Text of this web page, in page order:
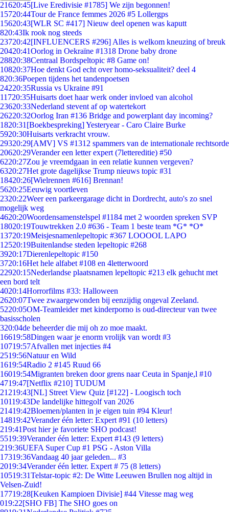
21620:45[Live Eredivisie #1785] We zijn begonnen!
15720:44Tour de France femmes 2026 #5 Lollergps
15620:43[WLR SC #417] Nieuw deel openen was kaputt
820:43Ik rook nog steeds
23720:42[INFLUENCERS #296] Alles is welkom kneuzing of breuk
20420:41Oorlog in Oekraïne #1318 Drone baby drone
28820:38Centraal Bordspeltopic #8 Game on!
10820:37Hoe denkt God echt over homo-seksualiteit? deel 4
820:36Poepen tijdens het tandenpoetsen
24220:35Russia vs Ukraine #91
11720:35Huisarts doet haar werk onder invloed van alcohol
23620:33Nederland stevent af op watertekort
26220:32Oorlog Iran #136 Bridge and powerplant day incoming?
1820:31 [Boekbespreking] Yesteryear - Caro Claire Burke
5920:30Huisarts verkracht vrouw.
29320:29[AMV] VS #1312 spammers van de internationale rechtsorde
20620:29Verander een letter expert (7lettereditie) #50
6220:27Zou je vreemdgaan in een relatie kunnen vergeven?
6320:27Het grote dagelijkse Trump nieuws topic #31
18420:26[Wielrennen #616] Brennan!
5620:25Eeuwig voortleven
2320:22Weer een parkeergarage dicht in Dordrecht, auto's zo snel
mogelijk weg
4620:20Woordensamenstelspel #1184 met 2 woorden spreken SVP
18020:19Touwtrekken 2.0 #636 - Team 1 beste team *G* *O*
13720:19Meisjesnamenlepeltopic #367 LOOOOL LAPO
12520:19Buitenlandse steden lepeltopic #268
3920:17Dierenlepeltopic #150
3720:16Het hele alfabet #108 en 4letterwoord
22920:15Nederlandse plaatsnamen lepeltopic #213 elk gehucht met
een bord telt
4020:14Horrorfilms #33: Halloween
2620:07Twee zwaargewonden bij eenzijdig ongeval Zeeland.
5220:05OM-Teamleider met kinderporno is oud-directeur van twee
basisscholen
320:04de beheerder die mij oh zo moe maakt.
16619:58Dingen waar je enorm vrolijk van wordt #3
10719:57Afvallen met injecties #4
2519:56Natuur en Wild
1619:54Radio 2 #145 Ruud 66
16019:54Migranten breken door grens naar Ceuta in Spanje,l #10
4719:47[Netflix #210] TUDUM
21219:43[NL] Street View Quiz [#122] - Loogisch toch
10119:43De landelijke hittegolf van 2026
21419:42Bloemen/planten in je eigen tuin #94 Kleur!
14819:42Verander één letter: Expert #91 (10 letters)
219:41Post hier je favoriete SHO podcast!
5519:39Verander één letter: Expert #143 (9 letters)
219:36UEFA Super Cup #1 PSG - Aston Villa
17319:36Vandaag 40 jaar geleden... #3
2019:34Verander één letter. Expert # 75 (8 letters)
10519:31Telstar-topic #2: De Witte Leeuwen Brullen nog altijd in
Velsen-Zuid!
17719:28[Keuken Kampioen Divisie] #44 Vitesse mag weg
019:22[SHO FB] The SHO goes on